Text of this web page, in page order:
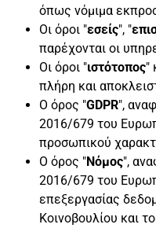
όπως νόμιμα
Οι όροι "εσείς", "
παρέχονται οι
Οι όροι "ιστότοπος"
πλήρη και
Ο όρος "GDPR",
2016/679 του
προσωπικού
Ο όρος "Νόμος",
2016/679 του
επεξεργασίας
Κοινοβουλίου και